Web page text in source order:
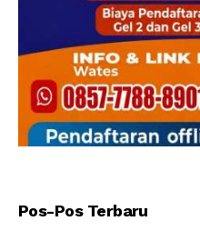
Pos-Pos Terbaru